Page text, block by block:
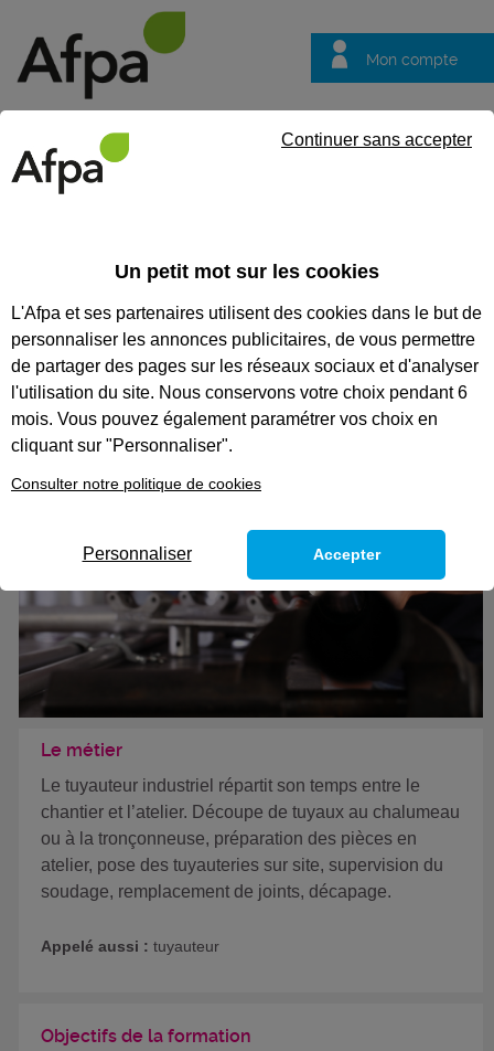
Mon compte
questions
CODES
TUYAUTEUR INDUSTRIEL
Eligible au CPF *
Le métier
Le tuyauteur industriel répartit son temps entre le
chantier et l’atelier. Découpe de tuyaux au chalumeau
ou à la tronçonneuse, préparation des pièces en
atelier, pose des tuyauteries sur site, supervision du
soudage, remplacement de joints, décapage.
Appelé aussi : tuyauteur
Objectifs de la formation
Un petit mot sur les cookies
L'Afpa et ses partenaires utilisent des cookies dans le but de
personnaliser les annonces publicitaires, de vous permettre
de partager des pages sur les réseaux sociaux et d'analyser
l'utilisation du site. Nous conservons votre choix pendant 6
mois. Vous pouvez également paramétrer vos choix en
cliquant sur "Personnaliser".
Consulter notre politique de cookies
Continuer sans accepter
Personnaliser Accepter